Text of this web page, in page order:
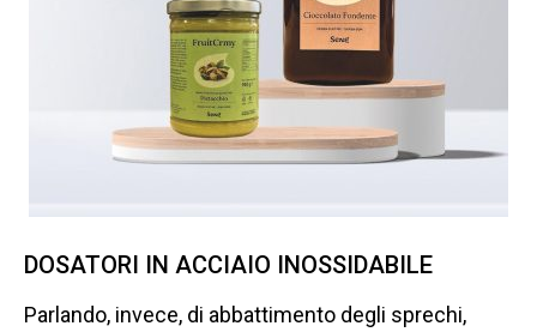
DOSATORI IN ACCIAIO INOSSIDABILE
Parlando, invece, di abbattimento degli sprechi,